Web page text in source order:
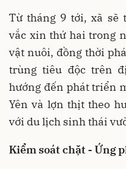
Từ tháng 9 tới, xã sẽ
vắc xin thứ hai trong
vật nuôi, đồng thời
trùng tiêu độc trên
hướng đến phát triển
Yên và lợn thịt theo
với du lịch sinh thái
Kiểm soát chặt - Ứng